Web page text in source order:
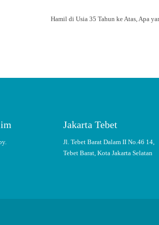
Hamil di Usia 35 Tahun ke Atas, Apa
Jakarta Tebet
Jl. Tebet Barat Dalam II No.46 14,
Tebet Barat, Kota Jakarta Selatan